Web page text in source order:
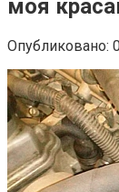
моя
Опубликовано: